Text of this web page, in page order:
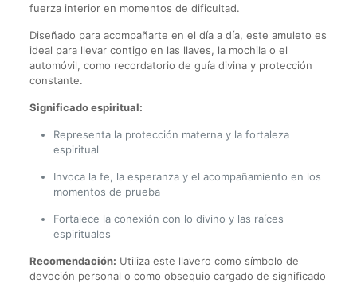
fuerza interior en momentos de dificultad.
Diseñado para acompañarte en el día a día, este amuleto es
ideal para llevar contigo en las llaves, la mochila o el
automóvil, como recordatorio de guía divina y protección
constante.
Significado espiritual:
Representa la protección materna y la fortaleza
espiritual
Invoca la fe, la esperanza y el acompañamiento en los
momentos de prueba
Fortalece la conexión con lo divino y las raíces
espirituales
Recomendación: Utiliza este llavero como símbolo de
devoción personal o como obsequio cargado de significado